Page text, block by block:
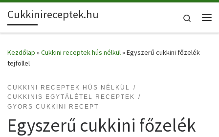
Skip to content
Cukkinireceptek.hu
Search
Kezdőlap »Cukkini receptek hús nélkül»Egyszerű cukkini főzelék
tejföllel
CUKKINI RECEPTEK HÚS NÉLKÜL
CUKKINIS EGYTÁLÉTEL RECEPTEK
GYORS CUKKINI RECEPT
Egyszerű cukkini főzelék